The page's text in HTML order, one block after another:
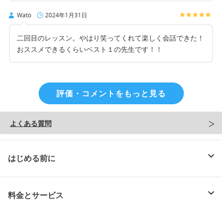
Wato 2024年1月31日
二回目のレッスン。やはり笑ってくれて楽しく会話できた！
おススメできるくらいベスト１の先生です！！
評価・コメントをもっと見る
よくある質問
はじめる前に
料金とサービス